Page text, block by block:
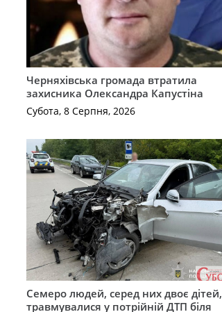
Черняхівська громада втратила
захисника Олександра Капустіна
Субота, 8 Серпня, 2026
Семеро людей, серед них двоє дітей,
травмувалися у потрійній ДТП біля